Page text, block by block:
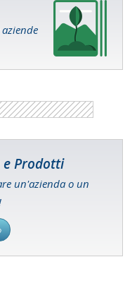
e Prodotti
un'azienda o un